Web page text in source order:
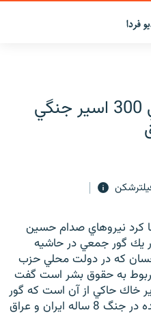
کشف گور دسته‌جمعي 300 اسير جنگي
كرد نيروهاي صدام حسين
را در يك گور جمعي در حاشيه
كه در دولت محلي حزب
به حقوق بشر است گفت
خاك حاكي از آن است كه گور
جمعي به سربازان ايراني اسير شده در جنگ 8 ساله ايران و عراق